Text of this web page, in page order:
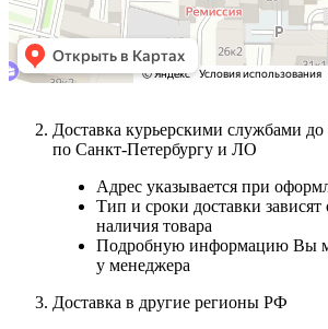
Доставка курьерскими службами до
по Санкт-Петербургу и ЛО
Адрес указывается при
Тип и сроки доставки зависят
наличия товара
Подробную информацию Вы
у менеджера
Доставка в другие регионы РФ